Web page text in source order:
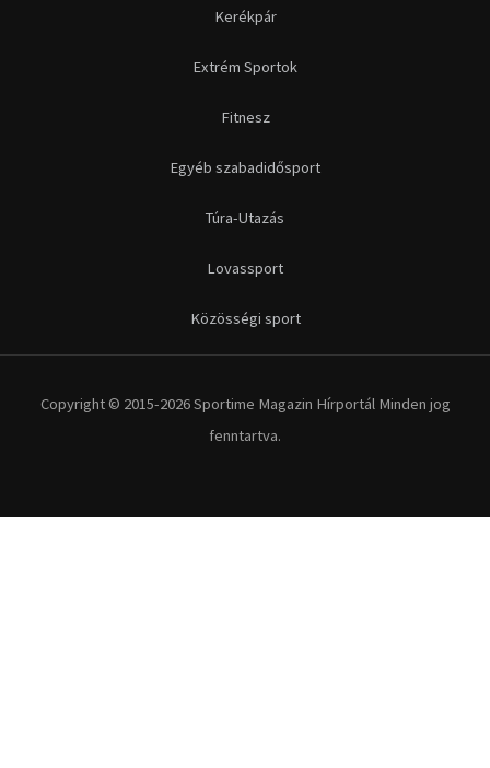
Kerékpár
Extrém Sportok
Fitnesz
Egyéb szabadidősport
Túra-Utazás
Lovassport
Közösségi sport
Copyright © 2015-2026 Sportime Magazin Hírportál Minden jog
fenntartva.